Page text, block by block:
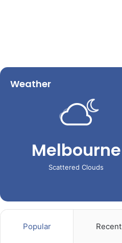
Weather
Melbourne
Scattered Clouds
Popular Recent